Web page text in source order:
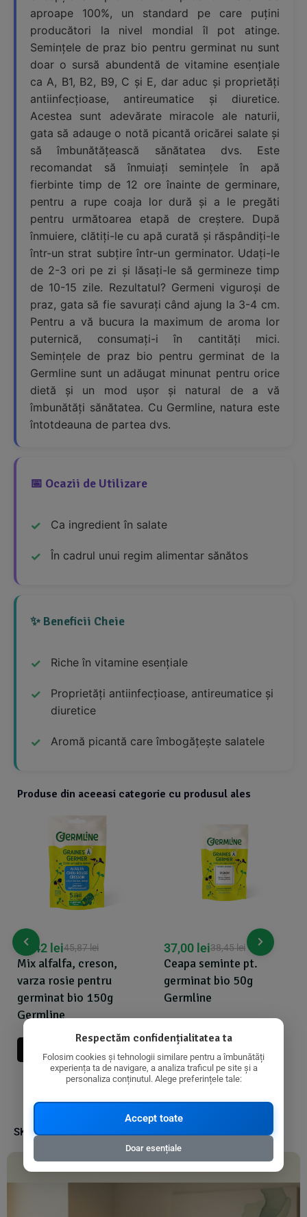
aproape 100%, un standard pe care puțini
producători la nivel mondial îl pot atinge.
Semințele de praz bio pentru germinat nu sunt
doar o sursă abundentă de vitamine esențiale
ca A, B1, B2, B9, C și E, dar aduc și proprietăți
antiinfecțioase, antireumatice și diuretice.
Acestea sunt adevărate miracole ale naturii,
gata să adauge o notă picantă oricărei salate și
să îmbunătățească sănătatea dvs. Este
recomandat să înmuiați semințele în apă
fierbinte timp de 12 ore înainte de germinare,
pentru a rupe coaja lor dură și a le pregăti
pentru următoarea etapă de creștere. După
înmuiere, clătiți-le cu apă curată și răspândiți-le
într-un strat subțire într-un germinator. Udați-le
de 2-3 ori pe zi și lăsați-le să germineze timp
de 10-15 zile. Rezultatul? Germeni viguroși de
praz, gata să fie savurați când ajung la 3-4 cm.
Pentru a vă bucura la maximum de aroma lor
puternică, consumați-i în cantități mici.
Semințele de praz bio pentru germinat de la
Germline sunt un adăugat minunat pentru orice
dietă și un mod ușor și natural de a vă
îmbunătăți sănătatea. Cu Germline, natura este
întotdeauna de partea dvs.
📅 Ocazii de Utilizare
Ca ingredient în salate
În cadrul unui regim alimentar sănătos
✨ Beneficii Cheie
Riche în vitamine esențiale
Proprietăți antiinfecțioase, antireumatice și
diuretice
Aromă picantă care îmbogățește salatele
Produse din aceeasi categorie cu produsul ales
Mix alfalfa, creson,
varza rosie pentru
germinat bio 150g
Germline
45,87lei
42,42 lei
Ceapa seminte pt.
germinat bio 50g
Germline
38,45lei
37,00 lei
SKU:3465511123056
Respectăm confidențialitatea ta
Folosim cookies și tehnologii similare pentru a îmbunătăți
experiența ta de navigare, a analiza traficul pe site și a
personaliza conținutul. Alege preferințele tale:
Accept toate
Doar esențiale